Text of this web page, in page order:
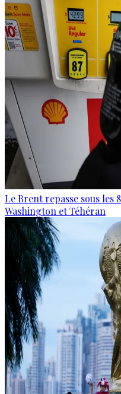
Le Brent repasse sous les
Washington et Téhéran